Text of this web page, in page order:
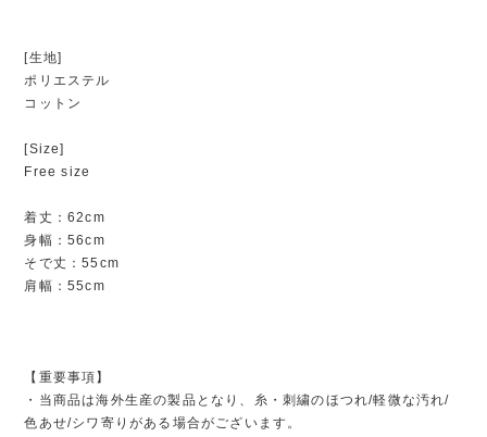
[生地]
ポリエステル
コットン
[Size]
Free size
着丈：62cm
身幅：56cm
そで丈：55cm
肩幅：55cm
【重要事項】
・当商品は海外生産の製品となり、糸・刺繍のほつれ/軽微な汚れ/
色あせ/シワ寄りがある場合がございます。